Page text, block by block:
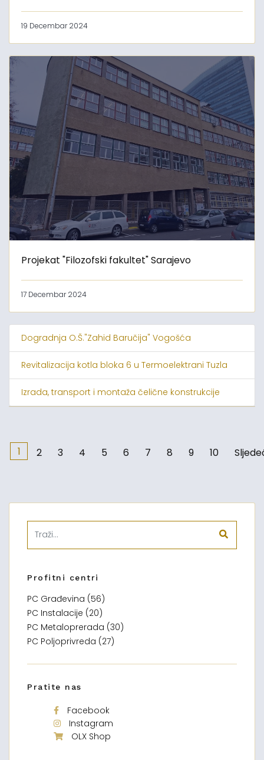
19 Decembar 2024
Projekat "Filozofski fakultet" Sarajevo
17 Decembar 2024
Dogradnja O.Š."Zahid Baručija" Vogošća
Revitalizacija kotla bloka 6 u Termoelektrani Tuzla
Izrada, transport i montaža čelične konstrukcije
1 2 3 4 5 6 7 8 9 10
Profitni centri
PC Građevina (56)
PC Instalacije (20)
PC Metaloprerada (30)
PC Poljoprivreda (27)
Pratite nas
Facebook
Instagram
OLX Shop